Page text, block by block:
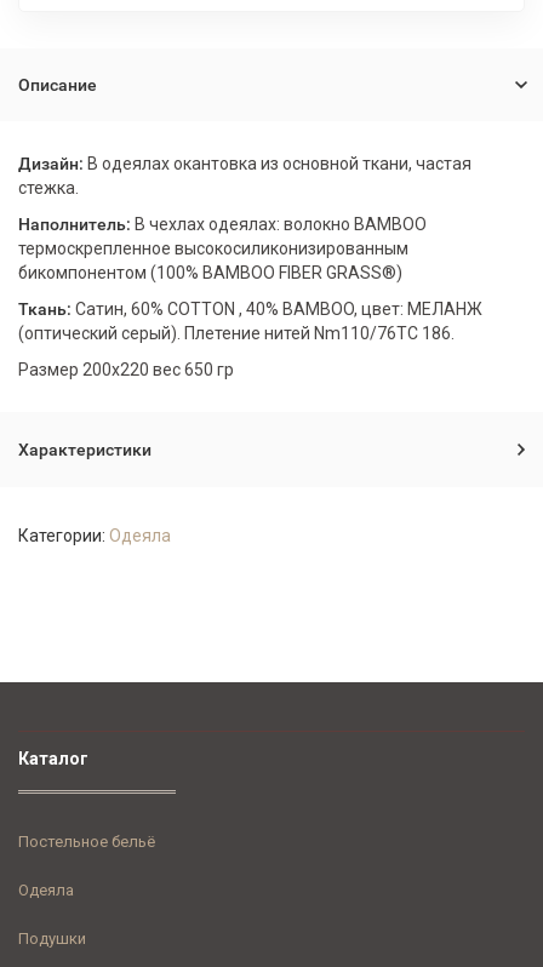
Описание
Дизайн: В одеялах окантовка из основной ткани, частая
стежка.
Наполнитель: В чехлах одеялах: волокно BAMBOO
термоскрепленное высокосиликонизированным
бикомпонентом (100% BAMBOO FIBER GRASS®)
Ткань: Сатин, 60% COTТON , 40% BAMBOO, цвет: МЕЛАНЖ
(оптический серый). Плетение нитей Nm110/76TC 186.
Размер 200х220 вес 650 гр
Характеристики
Категории: Одеяла
Каталог
Постельное бельё
Одеяла
Подушки